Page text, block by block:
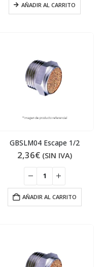
AÑADIR AL CARRITO
GBSLM04 Escape 1/2
2,36€ (SIN IVA)
AÑADIR AL CARRITO